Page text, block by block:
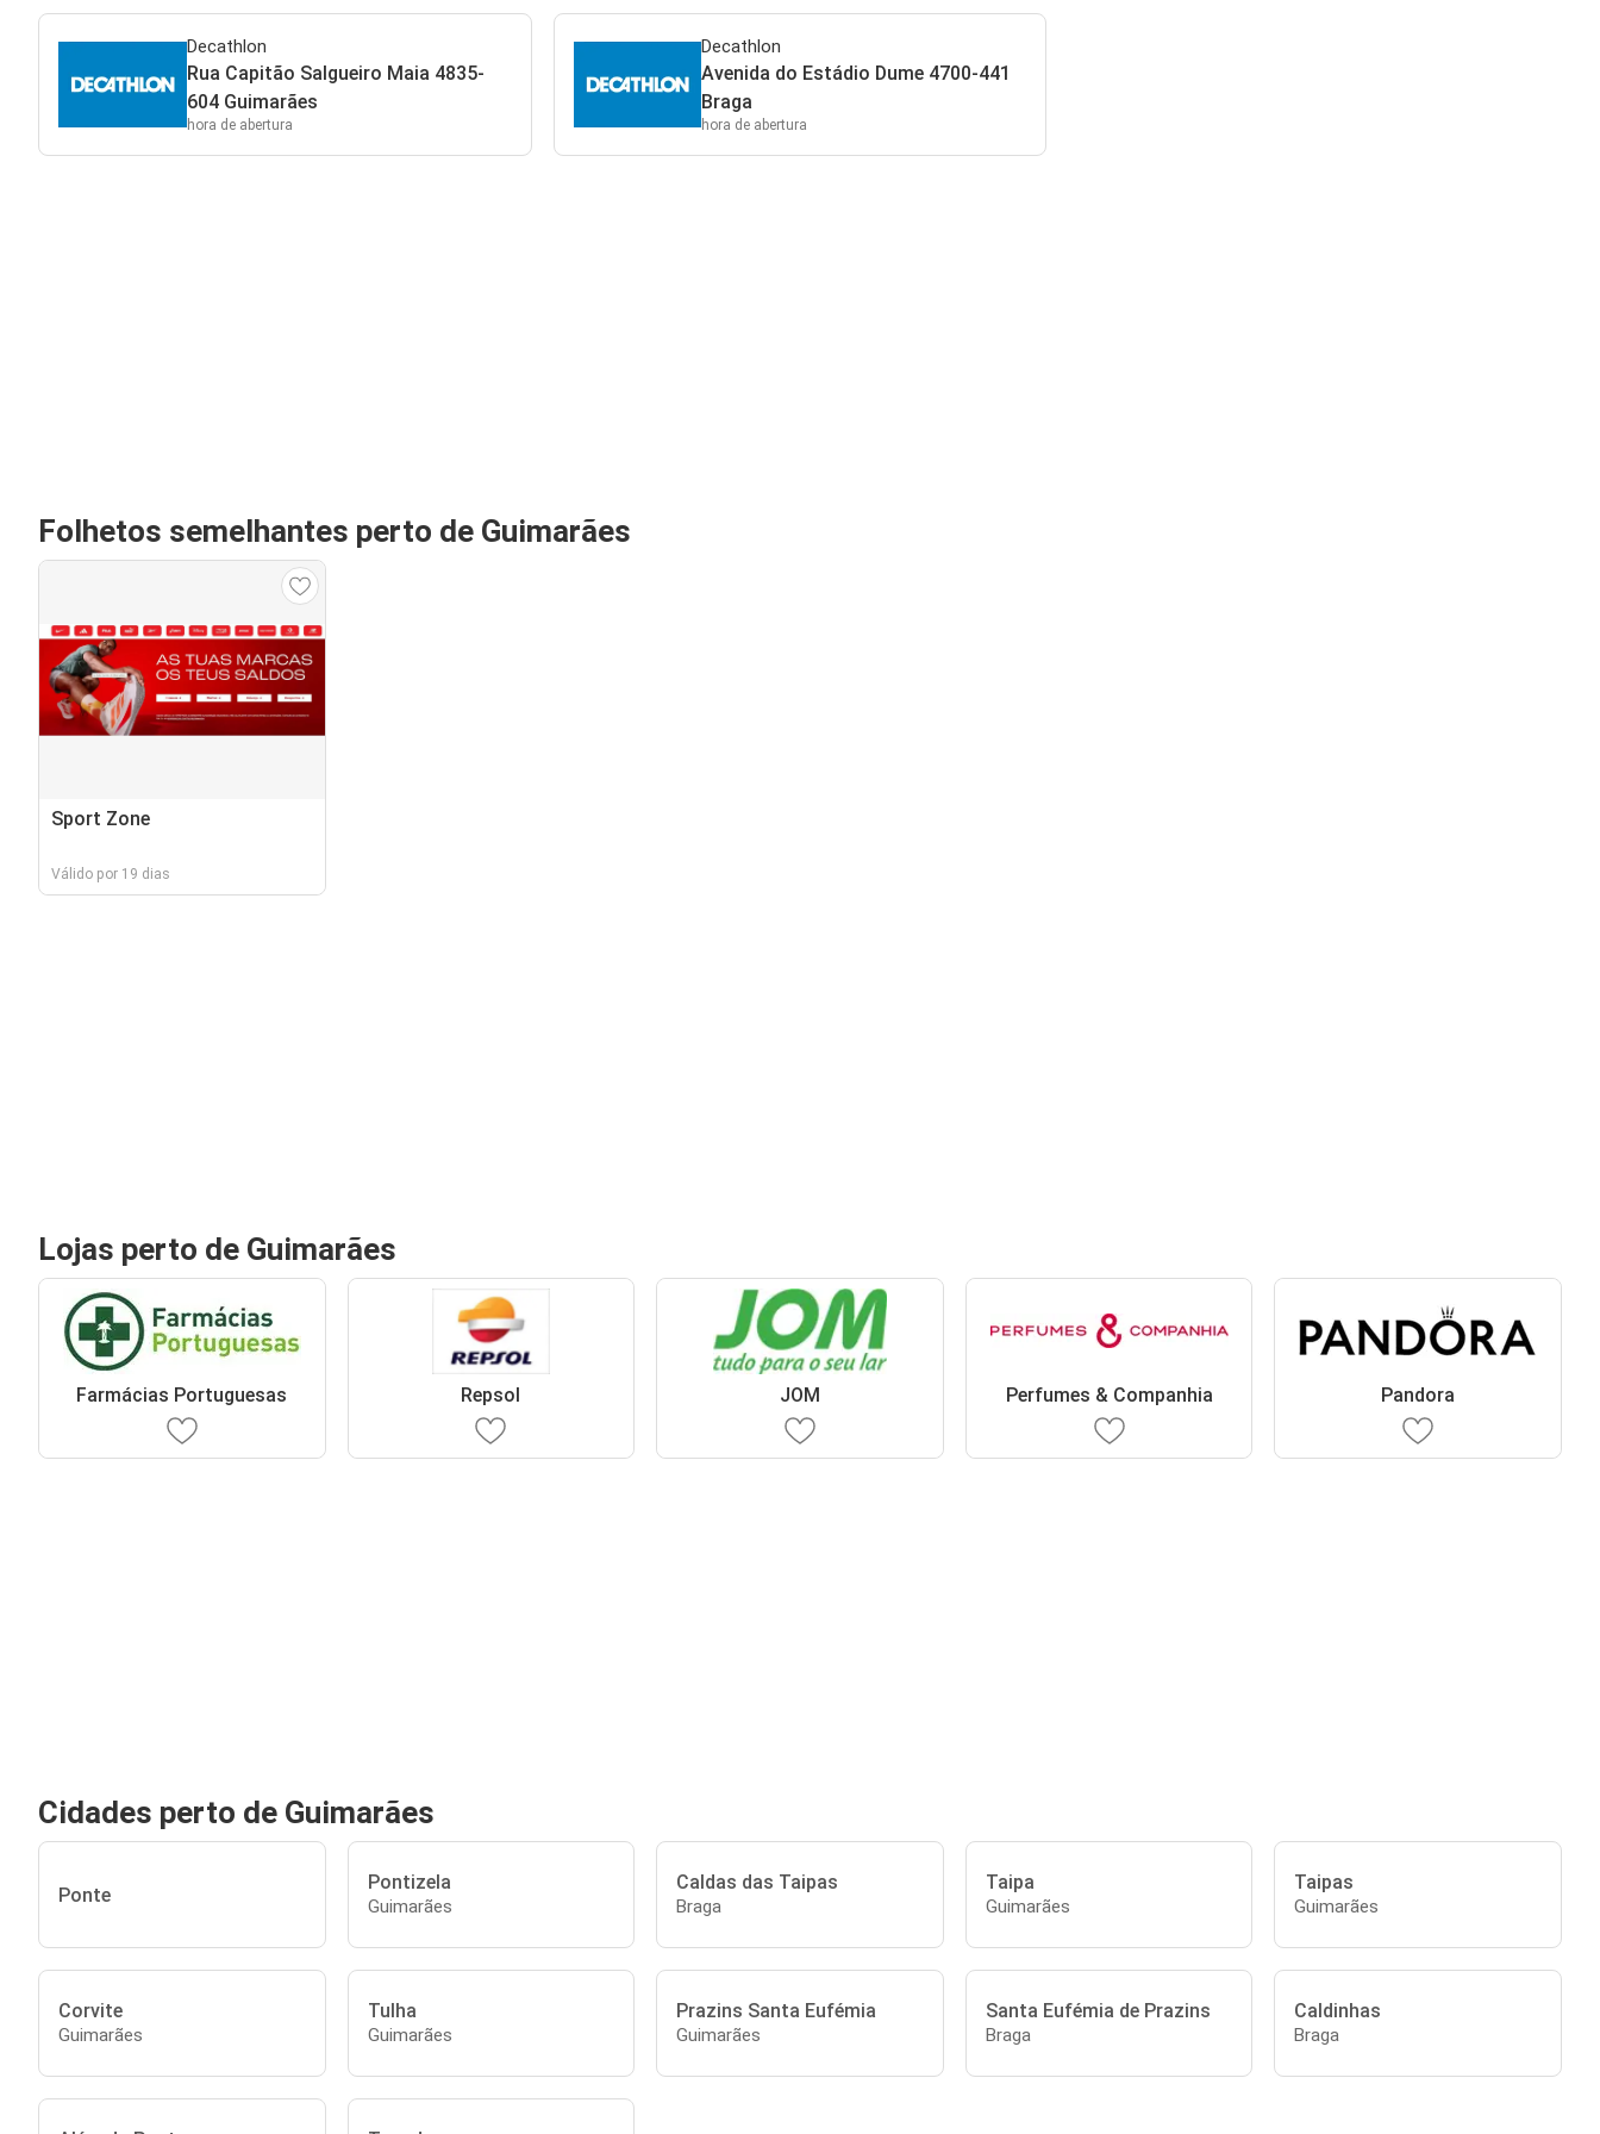
Decathlon
Rua Capitão Salgueiro Maia 4835-
604 Guimarães
hora de abertura
Decathlon
Avenida do Estádio Dume 4700-441
Braga
hora de abertura
Folhetos semelhantes perto de Guimarães
Sport Zone
Válido por 19 dias
Lojas perto de Guimarães
Farmácias Portuguesas Repsol JOM Perfumes & Companhia Pandora
Cidades perto de Guimarães
Ponte
Pontizela
Guimarães
Caldas das Taipas
Braga
Taipa
Guimarães
Taipas
Guimarães
Corvite
Guimarães
Tulha
Guimarães
Prazins Santa Eufémia
Guimarães
Santa Eufémia de Prazins
Braga
Caldinhas
Braga